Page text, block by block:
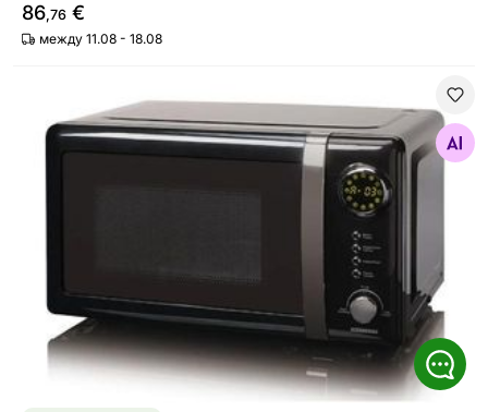
86,76 €
между 11.08 - 18.08
Микроволновая печь Melissa 16330132, черный
Найдите похожие